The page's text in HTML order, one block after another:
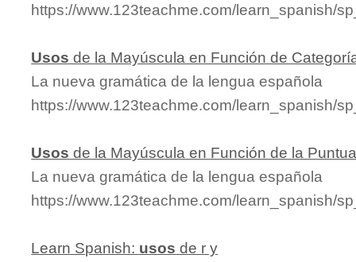
https://www.123teachme.com/learn_spanish/
Usos de la Mayúscula en Función de
La nueva gramática de la lengua española
https://www.123teachme.com/learn_spanish/
Usos de la Mayúscula en Función de la
La nueva gramática de la lengua española
https://www.123teachme.com/learn_spanish/
Learn Spanish: usos de r y